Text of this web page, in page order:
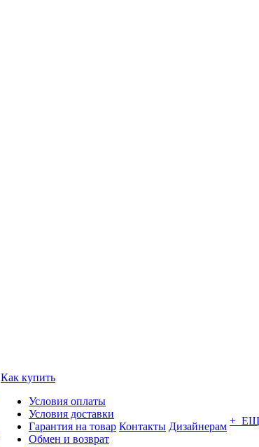
Как купить
Условия оплаты
Условия доставки
Гарантия на товар
Обмен и возврат
Контакты Дизайнерам +